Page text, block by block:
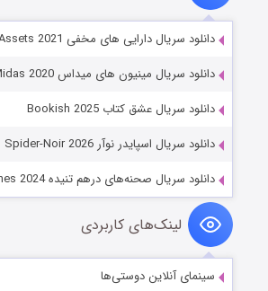
دانلود سریال دارایی های مخفی Hidden Assets 2021
دانلود سریال مینیون های میداس The Minions of Midas 2020
دانلود سریال عشق کتاب Bookish 2025
دانلود سریال اسپایدر نوآر Spider-Noir 2026
دانلود سریال صحنه‌های درهم تنیده Interlaced Scenes 2024
لینک‌های کاربردی
سینمای آنلاین دوستی‌ها